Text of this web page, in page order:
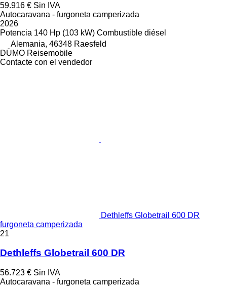
59.916 € Sin IVA
Autocaravana - furgoneta camperizada
2026
Potencia 140 Hp (103 kW) Combustible diésel
Alemania, 46348 Raesfeld
DÜMO Reisemobile
Contacte con el vendedor
Dethleffs Globetrail 600 DR
furgoneta camperizada
21
Dethleffs Globetrail 600 DR
56.723 € Sin IVA
Autocaravana - furgoneta camperizada